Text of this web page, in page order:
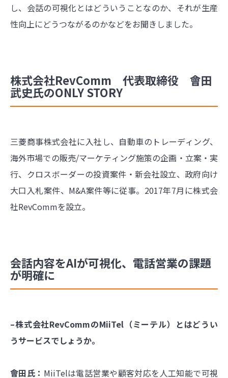
し、会話の可視化とはどういうことなのか、それが生産
性向上にどうつながるのかなどをお聞きしました。
株式会社RevComm 代表取締役 會田
武史氏のONLY STORY
三菱商事株式会社に入社し、自動車のトレーディング、
海外市場での販売/マーケティング施策の企画・立案・実
行、クロスボーダーの投資案件・新会社設立、政府向け
大口入札案件、M&A案件等に従事。2017年7月に株式会
社RevCommを設立。
会話内容をAIが可視化、電話営業の課題
が明確に
–株式会社RevCommのMiiTel（ミーテル）とはどうい
うサービスでしょうか。
會田氏： MiiTelは電話営業や顧客対応を人工知能で可視